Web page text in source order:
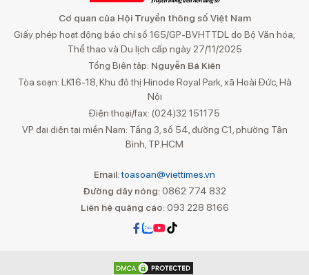
Cơ quan của Hội Truyền thông số Việt Nam
Giấy phép hoạt động báo chí số 165/GP-BVHTTDL do Bộ Văn hóa,
Thể thao và Du lịch cấp ngày 27/11/2025
Tổng Biên tập: Nguyễn Bá Kiên
Tòa soạn: LK16-18, Khu đô thị Hinode Royal Park, xã Hoài Đức, Hà
Nội
Điện thoại/fax: (024)32 151175
VP đại diện tại miền Nam: Tầng 3, số 54, đường C1, phường Tân
Bình, TP.HCM
Email:toasoan@viettimes.vn
Đường dây nóng: 0862 774 832
Liên hệ quảng cáo:093 228 8166